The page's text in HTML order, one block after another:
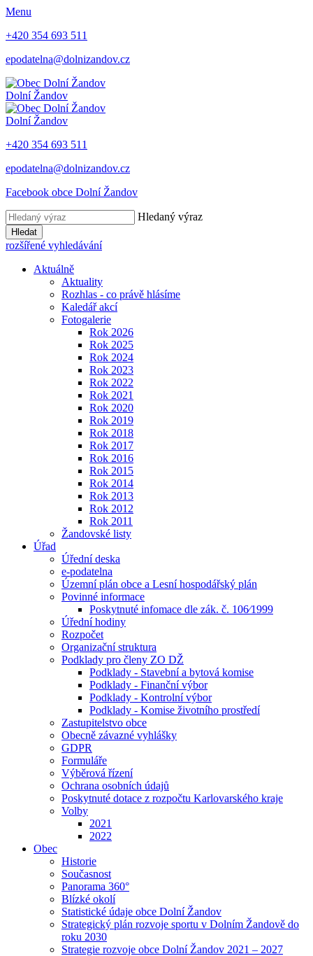
Menu
+420 354 693 511
epodatelna@dolnizandov.cz
Dolní Žandov
Dolní Žandov
+420 354 693 511
epodatelna@dolnizandov.cz
Facebook obce Dolní Žandov
Hledaný výraz
Hledat
rozšířené vyhledávání
Aktuálně
Aktuality
Rozhlas - co právě hlásíme
Kaledář akcí
Fotogalerie
Rok 2026
Rok 2025
Rok 2024
Rok 2023
Rok 2022
Rok 2021
Rok 2020
Rok 2019
Rok 2018
Rok 2017
Rok 2016
Rok 2015
Rok 2014
Rok 2013
Rok 2012
Rok 2011
Žandovské listy
Úřad
Úřední deska
e-podatelna
Územní plán obce a Lesní hospodářský plán
Povinné informace
Poskytnuté infomace dle zák. č. 106⁄1999
Úřední hodiny
Rozpočet
Organizační struktura
Podklady pro členy ZO DŽ
Podklady - Stavební a bytová komise
Podklady - Finanční výbor
Podklady - Kontrolní výbor
Podklady - Komise životního prostředí
Zastupitelstvo obce
Obecně závazné vyhlášky
GDPR
Formuláře
Výběrová řízení
Ochrana osobních údajů
Poskytnuté dotace z rozpočtu Karlovarského kraje
Volby
2021
2022
Obec
Historie
Současnost
Panorama 360°
Blízké okolí
Statistické údaje obce Dolní Žandov
Strategický plán rozvoje sportu v Dolním Žandově do
roku 2030
Strategie rozvoje obce Dolní Žandov 2021 – 2027